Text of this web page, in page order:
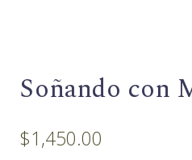
Soñando con
$1,450.00